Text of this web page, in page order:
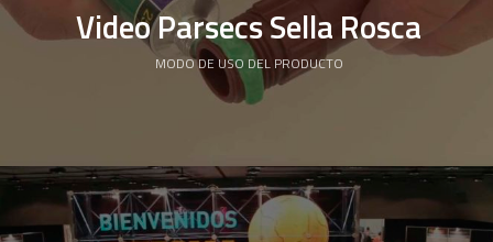
Video Parsecs Sella Rosca
MODO DE USO DEL PRODUCTO